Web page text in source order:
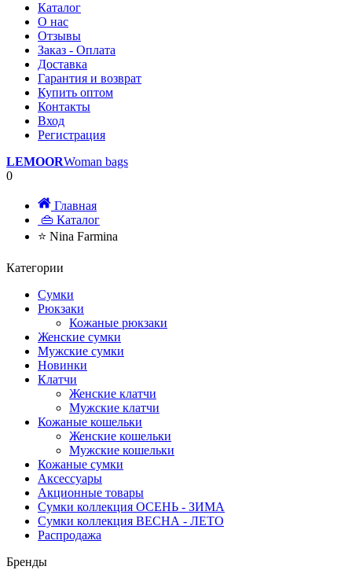
Каталог
О нас
Отзывы
Заказ - Оплата
Доставка
Гарантия и возврат
Купить оптом
Контакты
Вход
Регистрация
LEMOORWoman bags
0
Главная
👜 Каталог
⭐ Nina Farmina
Категории
Сумки
Рюкзаки
Кожаные рюкзаки
Женские сумки
Мужские сумки
Новинки
Клатчи
Женские клатчи
Мужские клатчи
Кожаные кошельки
Женские кошельки
Мужские кошельки
Кожаные сумки
Аксессуары
Акционные товары
Сумки коллекция ОСЕНЬ - ЗИМА
Сумки коллекция ВЕСНА - ЛЕТО
Распродажа
Бренды